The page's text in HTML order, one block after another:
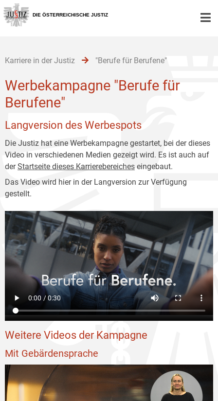
Zur
Hauptnavigation
[1]
Zum
Inhalt
[2]
Zum
Untermenü
[3]
DIE ÖSTERREICHISCHE JUSTIZ
Karriere in der Justiz "Berufe für Berufene"
Werbekampagne "Berufe für
Berufene"
Langversion des Werbespots
Die Justiz hat eine Werbekampagne gestartet, bei der dieses
Video in verschiedenen Medien gezeigt wird. Es ist auch auf
derStartseite dieses Karrierebereiches eingebaut.
Das Video wird hier in der Langversion zur Verfügung
gestellt.
Weitere Videos der Kampagne
Mit Gebärdensprache